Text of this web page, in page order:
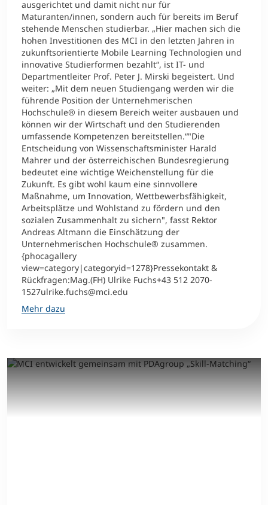
ausgerichtet und damit nicht nur für
Maturanten/innen, sondern auch für bereits im Beruf
stehende Menschen studierbar. „Hier machen sich die
hohen Investitionen des MCI in den letzten Jahren in
zukunftsorientierte Mobile Learning Technologien und
innovative Studierformen bezahlt“, ist IT- und
Departmentleiter Prof. Peter J. Mirski begeistert. Und
weiter: „Mit dem neuen Studiengang werden wir die
führende Position der Unternehmerischen
Hochschule® in diesem Bereich weiter ausbauen und
können wir der Wirtschaft und den Studierenden
umfassende Kompetenzen bereitstellen.“"Die
Entscheidung von Wissenschaftsminister Harald
Mahrer und der österreichischen Bundesregierung
bedeutet eine wichtige Weichenstellung für die
Zukunft. Es gibt wohl kaum eine sinnvollere
Maßnahme, um Innovation, Wettbewerbsfähigkeit,
Arbeitsplätze und Wohlstand zu fördern und den
sozialen Zusammenhalt zu sichern", fasst Rektor
Andreas Altmann die Einschätzung der
Unternehmerischen Hochschule® zusammen.
{phocagallery
view=category|categoryid=1278}Pressekontakt &
Rückfragen:Mag.(FH) Ulrike Fuchs+43 512 2070-
1527ulrike.fuchs@mci.edu
Mehr dazu